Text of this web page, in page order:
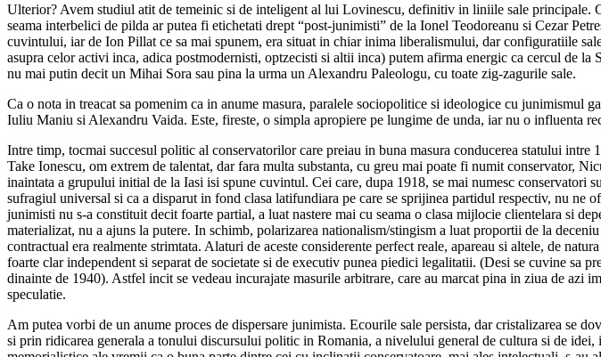
Ulterior? Avem studiul atit de temeinic si de inteligent al lui Lovinescu, definitiv in liniile sale principale.
seama interbelici de pilda ar putea fi etichetati drept “post-junimisti” de la Ionel Teodoreanu si Cezar
cuvintului, iar de Ion Pillat ce sa mai spunem, era situat in chiar inima liberalismului, dar configuratiile
asupra celor activi inca, adica postmodernisti, optzecisti si altii inca) putem afirma energic ca cercul de
nu mai putin decit un Mihai Sora sau pina la urma un Alexandru Paleologu, cu toate zig-zagurile sale.
Ca o nota in treacat sa pomenim ca in anume masura, paralele sociopolitice si ideologice cu
Iuliu Maniu si Alexandru Vaida. Este, fireste, o simpla apropiere pe lungime de unda, iar nu o influenta
Intre timp, tocmai succesul politic al conservatorilor care preiau in buna masura conducerea statului
Take Ionescu, om extrem de talentat, dar fara multa substanta, cu greu mai poate fi numit conservator,
inaintata a grupului initial de la Iasi isi spune cuvintul. Cei care, dupa 1918, se mai numesc
sufragiul universal si ca a disparut in fond clasa latifundiara pe care se sprijinea partidul respectiv, nu
junimisti nu s-a constituit decit foarte partial, a luat nastere mai cu seama o clasa mijlocie clientelara si
materializat, nu a ajuns la putere. In schimb, polarizarea nationalism/stingism a luat proportii de la
contractual era realmente strimtata. Alaturi de aceste considerente perfect reale, apareau si altele, de
foarte clar independent si separat de societate si de executiv punea piedici legalitatii. (Desi se cuvine
dinainte de 1940). Astfel incit se vedeau incurajate masurile arbitrare, care au marcat pina in ziua de azi
speculatie.
Am putea vorbi de un anume proces de dispersare junimista. Ecourile sale persista, dar cristalizarea se
si prin ridicarea generala a tonului discursului politic in Romania, a nivelului general de cultura si de